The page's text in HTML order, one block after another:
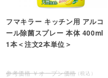
フマキラー キッチン用 アルコ
ール除菌スプレー 本体 400ml
1本＜注文2本単位＞
オープン価格